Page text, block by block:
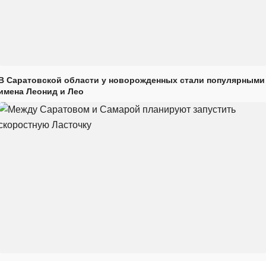
Саратовской области у новорожденных стали популярными
Леонид и Лео